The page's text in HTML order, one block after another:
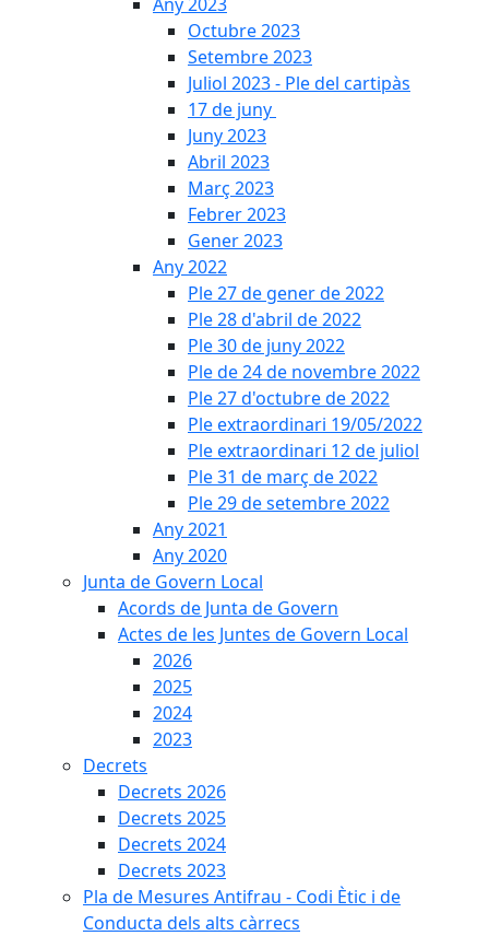
Octubre 2023
Setembre 2023
Juliol 2023 - Ple del cartipàs
17 de juny
Juny 2023
Abril 2023
Març 2023
Febrer 2023
Gener 2023
Any 2022
Ple 27 de gener de 2022
Ple 28 d'abril de 2022
Ple 30 de juny 2022
Ple de 24 de novembre 2022
Ple 27 d'octubre de 2022
Ple extraordinari 19/05/2022
Ple extraordinari 12 de juliol
Ple 31 de març de 2022
Ple 29 de setembre 2022
Any 2021
Any 2020
Junta de Govern Local
Acords de Junta de Govern
Actes de les Juntes de Govern Local
2026
2025
2024
2023
Decrets
Decrets 2026
Decrets 2025
Decrets 2024
Decrets 2023
Pla de Mesures Antifrau - Codi Ètic i de
Conducta dels alts càrrecs